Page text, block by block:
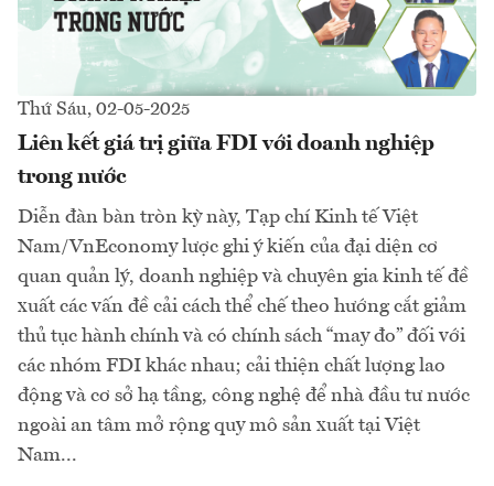
Thứ Sáu, 02-05-2025
Liên kết giá trị giữa FDI với doanh nghiệp
trong nước
Diễn đàn bàn tròn kỳ này, Tạp chí Kinh tế Việt
Nam/VnEconomy lược ghi ý kiến của đại diện cơ
quan quản lý, doanh nghiệp và chuyên gia kinh tế đề
xuất các vấn đề cải cách thể chế theo hướng cắt giảm
thủ tục hành chính và có chính sách “may đo” đối với
các nhóm FDI khác nhau; cải thiện chất lượng lao
động và cơ sở hạ tầng, công nghệ để nhà đầu tư nước
ngoài an tâm mở rộng quy mô sản xuất tại Việt
Nam...